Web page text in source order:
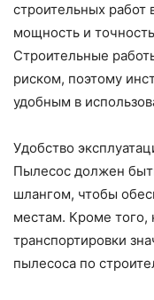
строительных работ
мощность и
Строительные
риском, поэтому
удобным в
Удобство
Пылесос должен
шлангом, чтобы
местам. Кроме того,
транспортировки
пылесоса по